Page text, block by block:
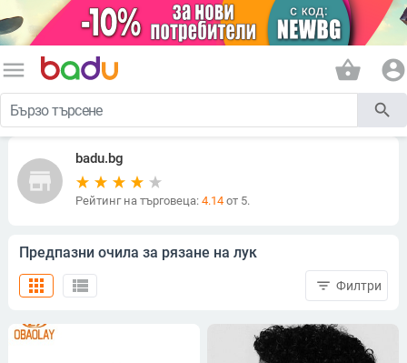
menu shopping_basket account_circle
search
store
badu.bg
Рейтинг на търговеца: 4.14от 5.
Предпазни очила за рязане на лук
view_list
apps filter_list Филтри